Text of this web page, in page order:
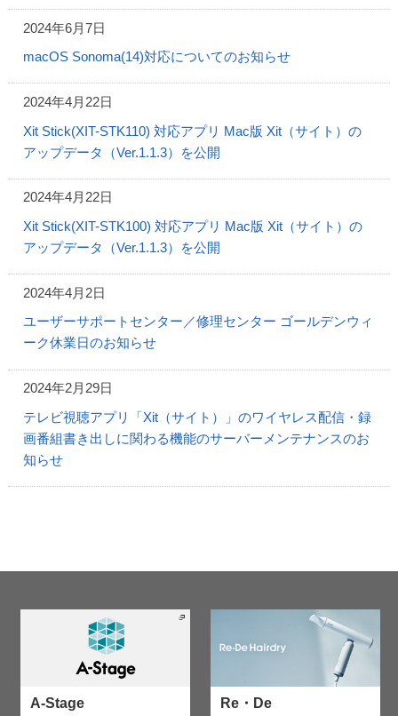
2024年6月7日
macOS Sonoma(14)対応についてのお知らせ
2024年4月22日
Xit Stick(XIT-STK110) 対応アプリ Mac版 Xit（サイト）の
アップデータ（Ver.1.1.3）を公開
2024年4月22日
Xit Stick(XIT-STK100) 対応アプリ Mac版 Xit（サイト）の
アップデータ（Ver.1.1.3）を公開
2024年4月2日
ユーザーサポートセンター／修理センター ゴールデンウィ
ーク休業日のお知らせ
2024年2月29日
テレビ視聴アプリ「Xit（サイト）」のワイヤレス配信・録
画番組書き出しに関わる機能のサーバーメンテナンスのお
知らせ
A-Stage Re・De